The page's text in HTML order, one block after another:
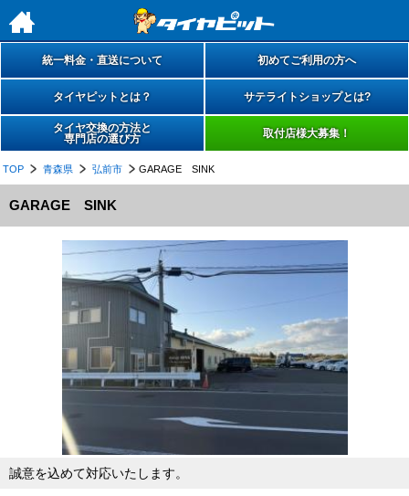
h
統一料金・直送について 初めてご利用の方へ
タイヤピットとは？ サテライトショップとは?
タイヤ交換の方法と
専門店の選び方
取付店様大募集！
TOP 青森県 弘前市 GARAGE SINK
GARAGE SINK
誠意を込めて対応いたします。